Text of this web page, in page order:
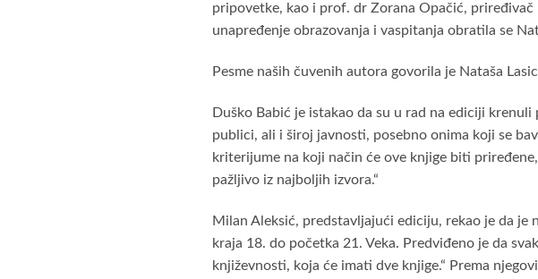
pripovetke, kao i prof. dr Zorana Opačić, priređivač
unapređenje obrazovanja i vaspitanja obratila se
Pesme naših čuvenih autora govorila je Nataša
Duško Babić je istakao da su u rad na ediciji
publici, ali i široj javnosti, posebno onima koji se
kriterijume na koji način će ove knjige biti
pažljivo iz najboljih izvora.“
Milan Aleksić, predstavljajući ediciju, rekao je da je
kraja 18. do početka 21. Veka. Predviđeno je da
književnosti, koja će imati dve knjige.“ Prema